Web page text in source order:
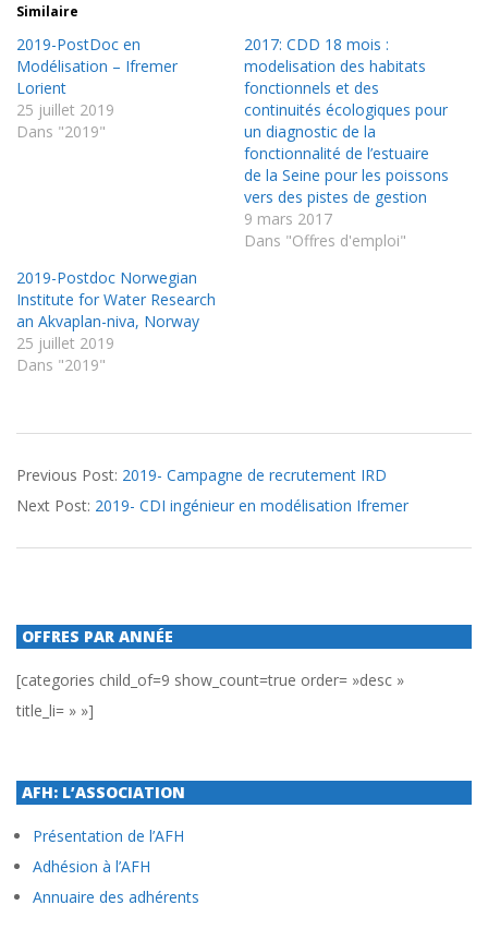
Similaire
2019-PostDoc en
Modélisation – Ifremer
Lorient
25 juillet 2019
Dans "2019"
2017: CDD 18 mois :
modelisation des habitats
fonctionnels et des
continuités écologiques pour
un diagnostic de la
fonctionnalité de l’estuaire
de la Seine pour les poissons
vers des pistes de gestion
9 mars 2017
Dans "Offres d'emploi"
2019-Postdoc Norwegian
Institute for Water Research
an Akvaplan-niva, Norway
25 juillet 2019
Dans "2019"
07-
25
Previous Post: 2019- Campagne de recrutement IRD
Next Post: 2019- CDI ingénieur en modélisation Ifremer
OFFRES PAR ANNÉE
[categories child_of=9 show_count=true order= »desc »
title_li= » »]
AFH: L’ASSOCIATION
Présentation de l’AFH
Adhésion à l’AFH
Annuaire des adhérents